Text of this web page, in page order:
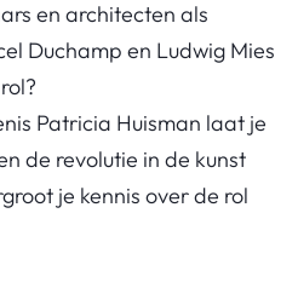
en architecten als
Duchamp en Ludwig Mies
Patricia Huisman laat je
de revolutie in de kunst
je kennis over de rol